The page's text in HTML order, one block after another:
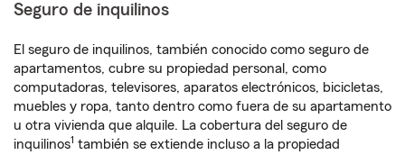
Seguro de inquilinos
El seguro de inquilinos, también conocido como seguro de
apartamentos, cubre su propiedad personal, como
computadoras, televisores, aparatos electrónicos, bicicletas,
muebles y ropa, tanto dentro como fuera de su apartamento
u otra vivienda que alquile. La cobertura del seguro de
inquilinos1 también se extiende incluso a la propiedad